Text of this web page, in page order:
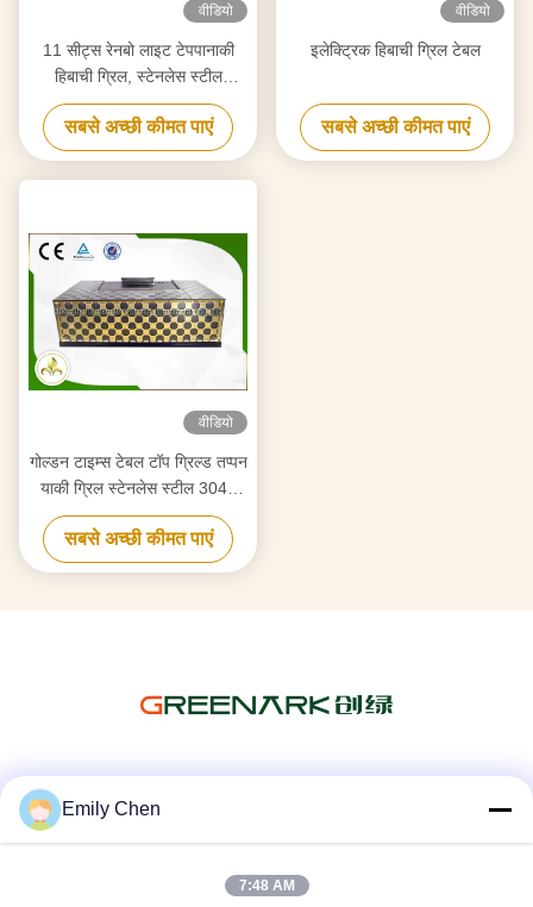
वीडियो
11 सीट्स रेनबो लाइट टेपपानाकी
हिबाची ग्रिल, स्टेनलेस स्टील
टेपपानाकी प्लेट
सबसे अच्छी कीमत पाएं
वीडियो
इलेक्ट्रिक हिबाची ग्रिल टेबल
सबसे अच्छी कीमत पाएं
वीडियो
गोल्डन टाइम्स टेबल टॉप ग्रिल्ड तप्पन
याकी ग्रिल स्टेनलेस स्टील 304 /
मिश्र धातु इस्पात सामग्री:
सबसे अच्छी कीमत पाएं
Emily Chen
7:48 AM